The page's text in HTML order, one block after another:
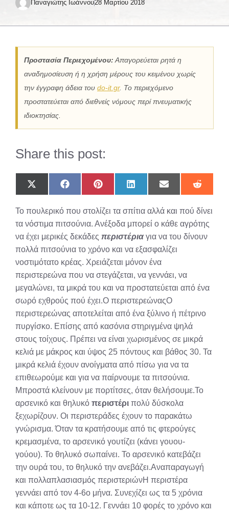
Παναγιώτης Ιωάννου28 Μαρτίου 2018
Προστασία Περιεχομένου: Απαγορεύεται ρητά η
αναδημοσίευση ή η χρήση μέρους του κειμένου χωρίς
την έγγραφη άδεια του do-it.gr. Το περιεχόμενο
προστατεύεται από διεθνείς νόμους περί πνευματικής
ιδιοκτησίας.
Share this post:
Share
on
(Twitter)
Share
on
Share
on
Share
on
Share
on
Share
on
Το πουλερικό που στολίζει τα σπίτια αλλά και πού δίνει
τα νόστιμα πιτσούνια. Ανέξοδα μπορεί ο κάθε αγρότης
να έχει μερικές δεκάδες περιστέριαγια να του δίνουν
πολλά πιτσούνια το χρόνο και να εξασφαλίζει
νοστιμότατο κρέας. Χρειάζεται μόνον ένα
περιστερεώνα που να στεγάζεται, να γεννάει, να
μεγαλώνει, τα μικρά του και να προστατεύεται από ένα
σωρό εχθρούς πού έχει.Ο περιστερεώναςΟ
περιστερεώνας αποτελείται από ένα ξύλινο ή πέτρινο
πυργίσκο. Επίσης από κασόνια στηριγμένα ψηλά
στους τοίχους. Πρέπει να είναι χωρισμένος σε μικρά
κελιά με μάκρος και ύψος 25 πόντους και βάθος 30. Τα
μικρά κελιά έχουν ανοίγματα από πίσω για να τα
επιθεωρούμε και για να παίρνουμε τα πιτσούνια.
Μπροστά κλείνουν με πορτίτσες, όταν θελήσουμε.Το
αρσενικό και θηλυκό περιστέρι πολύ δύσκολα
ξεχωρίζουν. Οι περιστεράδες έχουν το παρακάτω
γνώρισμα. Όταν τα κρατήσουμε από τις φτερούγες
κρεμασμένα, το αρσενικό γουτίζει (κάνει γουου-
γούου). Το θηλυκό σωπαίνει. Το αρσενικό κατεβάζει
την ουρά του, το θηλυκό την ανεβάζει.Αναπαραγωγή
και πολλαπλασιασμός περιστεριώνΗ περιστέρα
γεννάει από τον 4-6ο μήνα. Συνεχίζει ως τα 5 χρόνια
και κάποτε ως τα 10-12. Γεννάει 10 φορές το χρόνο και